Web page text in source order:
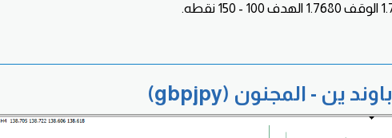
باوند ين - المجنون (gbpjpy)